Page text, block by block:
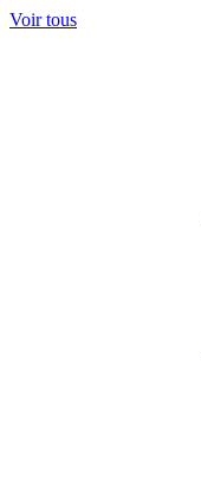
Voir tous